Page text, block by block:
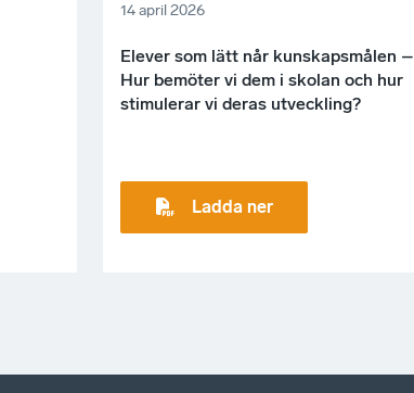
14 april 2026
Elever som lätt når kunskapsmålen –
Hur bemöter vi dem i skolan och hur
stimulerar vi deras utveckling?
Ladda ner